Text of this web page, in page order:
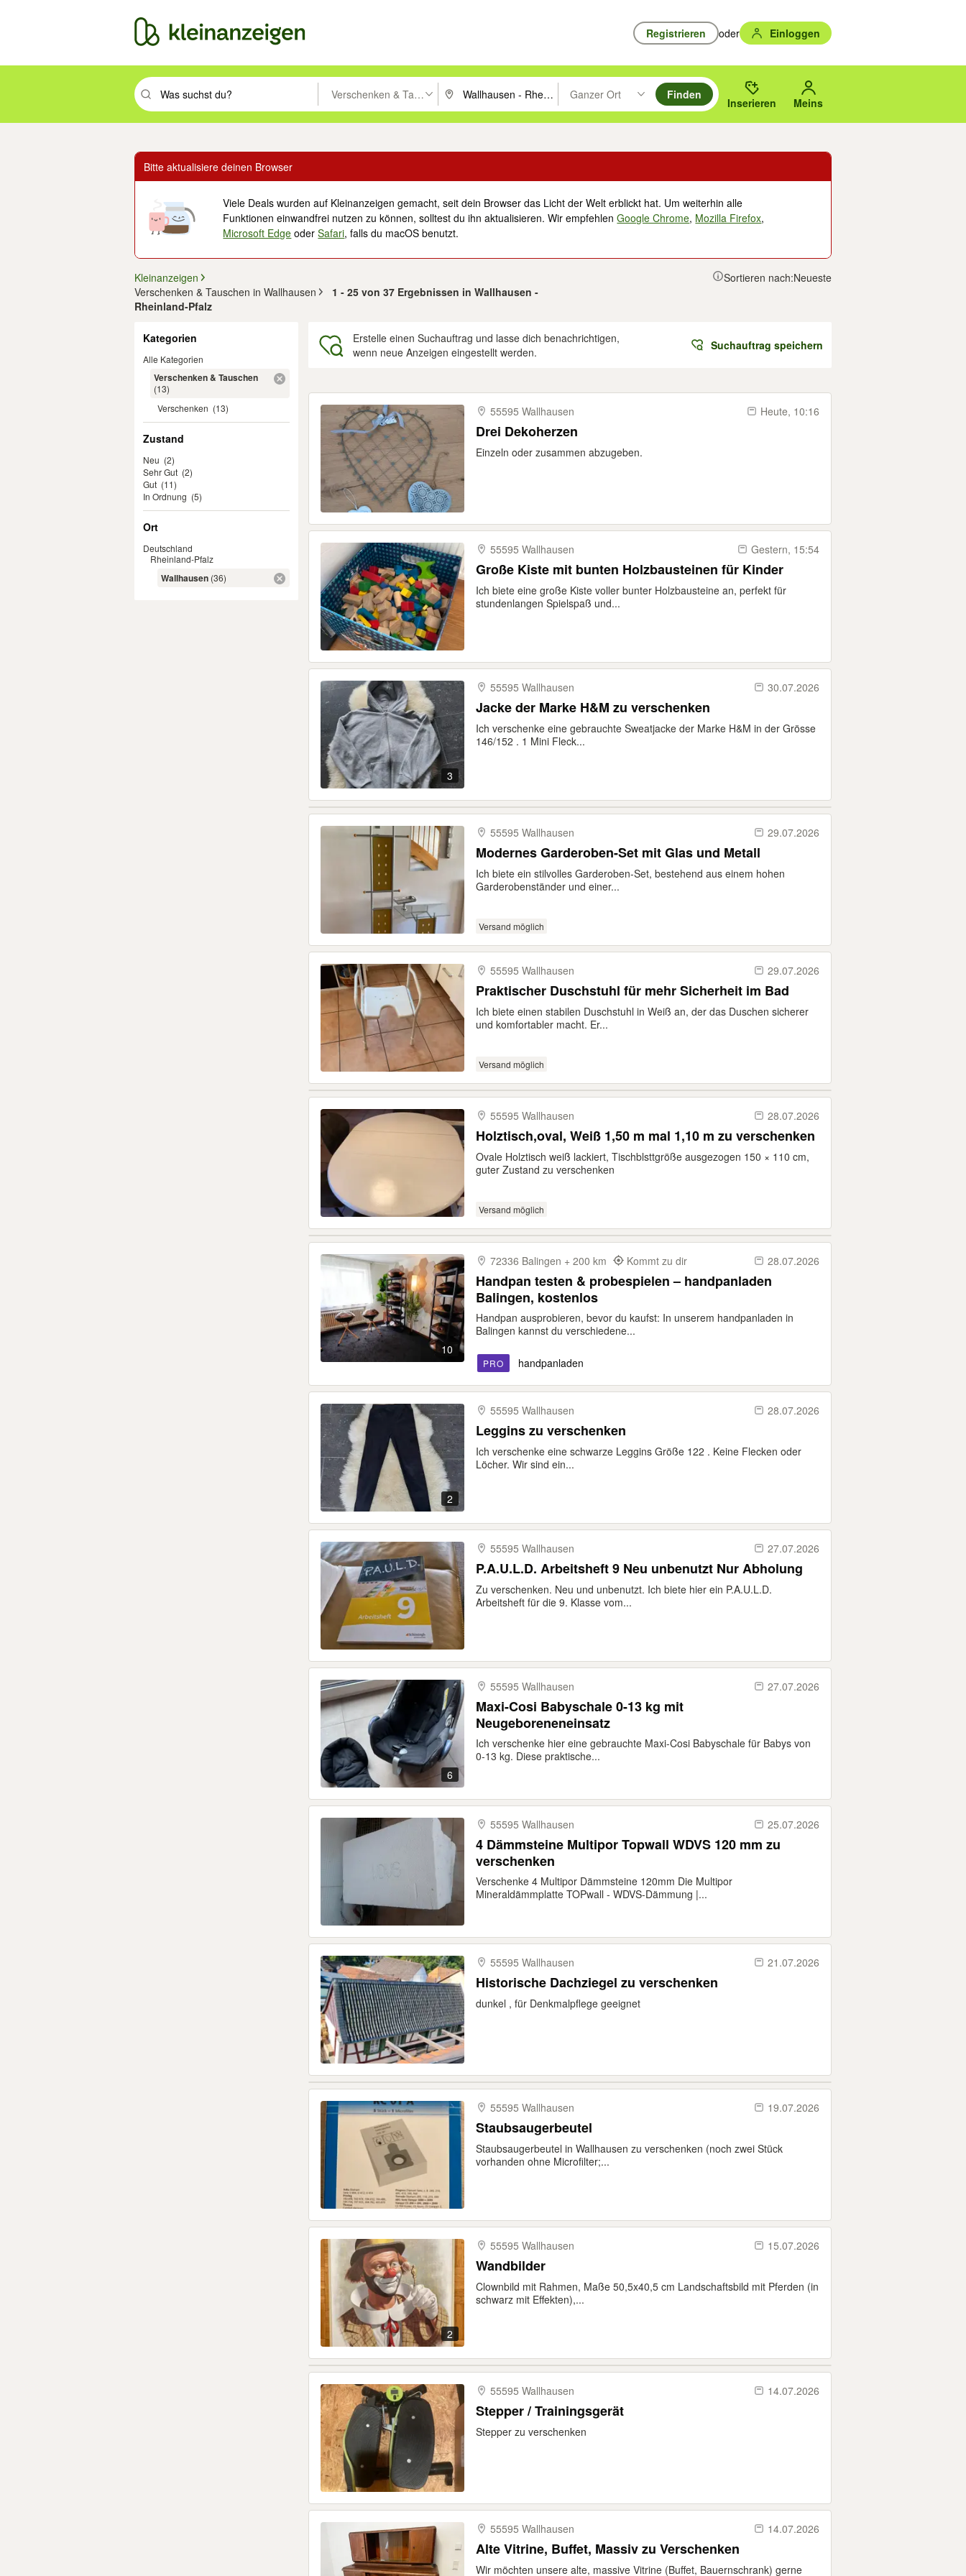
Registrieren oder Einloggen
Suchbegriff eingeben. Eingabetaste drücken um zu suchen, oder Vorschläge mit den Pfeiltasten nach oben/unten durchsuchen und mit Eingabetaste auswählen.
Verschenken & TauschenPLZ oder Ort eingeben. Eingabetaste drücken um zu suchen, oder Vorschläge mit den Pfeiltasten nach oben/
Ganzer Ort
Suche im Umkreis des gewählten Orts oder PLZ.
Finden
Inserieren Meins
Bitte aktualisiere deinen Browser
Viele Deals wurden auf Kleinanzeigen gemacht, seit dein Browser das Licht der Welt erblickt hat. Um weiterhin alle
Funktionen einwandfrei nutzen zu können, solltest du ihn aktualisieren. Wir empfehlenGoogle Chrome, Mozilla Firefox,
Microsoft Edge oderSafari, falls du macOS benutzt.
Kleinanzeigen
Verschenken & Tauschen in Wallhausen
1 - 25 von 37 Ergebnissen in Wallhausen -
Rheinland-Pfalz
Sortieren nach:Neueste
Kategorien
Alle Kategorien
Verschenken & Tauschen
(13)
Verschenken (13)
Zustand
Neu (2)
Sehr Gut (2)
Gut (11)
In Ordnung (5)
Ort
Deutschland
Rheinland-Pfalz
Wallhausen (36)
Erstelle einen Suchauftrag und lasse dich benachrichtigen,
wenn neue Anzeigen eingestellt werden.
Suchauftrag speichern
55595 Wallhausen
Heute, 10:16
Drei Dekoherzen
Einzeln oder zusammen abzugeben.
55595 Wallhausen Gestern, 15:54
Große Kiste mit bunten Holzbausteinen für Kinder
Ich biete eine große Kiste voller bunter Holzbausteine an, perfekt für
stundenlangen Spielspaß und...
3
55595 Wallhausen 30.07.2026
Jacke der Marke H&M zu verschenken
Ich verschenke eine gebrauchte Sweatjacke der Marke H&M in der Grösse
146/152 . 1 Mini Fleck...
55595 Wallhausen 29.07.2026
Modernes Garderoben-Set mit Glas und Metall
Ich biete ein stilvolles Garderoben-Set, bestehend aus einem hohen
Garderobenständer und einer...
Versand möglich
55595 Wallhausen 29.07.2026
Praktischer Duschstuhl für mehr Sicherheit im Bad
Ich biete einen stabilen Duschstuhl in Weiß an, der das Duschen sicherer
und komfortabler macht. Er...
Versand möglich
55595 Wallhausen 28.07.2026
Holztisch,oval, Weiß 1,50 m mal 1,10 m zu verschenken
Ovale Holztisch weiß lackiert, Tischblsttgröße ausgezogen 150 × 110 cm,
guter Zustand zu verschenken
Versand möglich
10
72336 Balingen + 200 km Kommt zu dir 28.07.2026
Handpan testen & probespielen – handpanladen
Balingen, kostenlos
Handpan ausprobieren, bevor du kaufst: In unserem handpanladen in
Balingen kannst du verschiedene...
PRO handpanladen
2
55595 Wallhausen 28.07.2026
Leggins zu verschenken
Ich verschenke eine schwarze Leggins Größe 122 . Keine Flecken oder
Löcher. Wir sind ein...
55595 Wallhausen 27.07.2026
P.A.U.L.D. Arbeitsheft 9 Neu unbenutzt Nur Abholung
Zu verschenken. Neu und unbenutzt. Ich biete hier ein P.A.U.L.D.
Arbeitsheft für die 9. Klasse vom...
6
55595 Wallhausen 27.07.2026
Maxi-Cosi Babyschale 0-13 kg mit
Neugeboreneneinsatz
Ich verschenke hier eine gebrauchte Maxi-Cosi Babyschale für Babys von
0-13 kg. Diese praktische...
55595 Wallhausen 25.07.2026
4 Dämmsteine Multipor Topwall WDVS 120 mm zu
verschenken
Verschenke 4 Multipor Dämmsteine 120mm Die Multipor
Mineraldämmplatte TOPwall - WDVS-Dämmung |...
55595 Wallhausen 21.07.2026
Historische Dachziegel zu verschenken
dunkel , für Denkmalpflege geeignet
55595 Wallhausen 19.07.2026
Staubsaugerbeutel
Staubsaugerbeutel in Wallhausen zu verschenken (noch zwei Stück
vorhanden ohne Microfilter;...
2
55595 Wallhausen 15.07.2026
Wandbilder
Clownbild mit Rahmen, Maße 50,5x40,5 cm Landschaftsbild mit Pferden (in
schwarz mit Effekten),...
55595 Wallhausen 14.07.2026
Stepper / Trainingsgerät
Stepper zu verschenken
55595 Wallhausen 14.07.2026
Alte Vitrine, Buffet, Massiv zu Verschenken
Wir möchten unsere alte, massive Vitrine (Buffet, Bauernschrank) gerne